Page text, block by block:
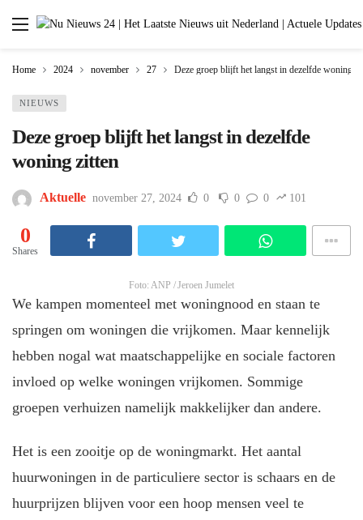
Home 2024 november 27 Deze groep blijft het langst in dezelfde woning
NIEUWS
Deze groep blijft het langst in dezelfde
woning zitten
Aktuelle november 27, 2024 0 0 0 101
0
Shares
Foto: ANP / Jeroen Jumelet
We kampen momenteel met woningnood en staan te
springen om woningen die vrijkomen. Maar kennelijk
hebben nogal wat maatschappelijke en sociale factoren
invloed op welke woningen vrijkomen. Sommige
groepen verhuizen namelijk makkelijker dan andere.
Het is een zooitje op de woningmarkt. Het aantal
huurwoningen in de particuliere sector is schaars en de
huurprijzen blijven voor een hoop mensen veel te